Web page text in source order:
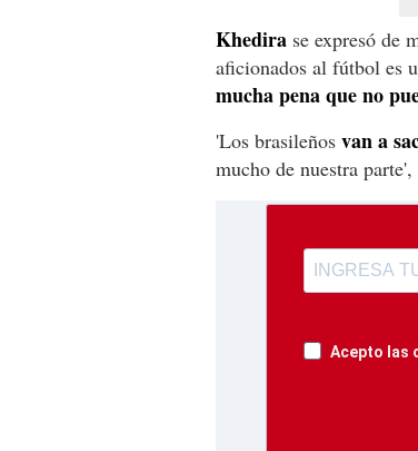
Khedira se expresó de
aficionados al fútbol es
mucha pena que no
'Los brasileños van a
mucho de nuestra
Acepto las